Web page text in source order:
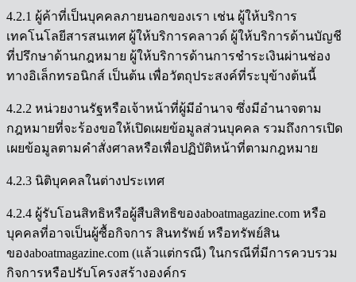
4.2.1 ผู้ค้าที่เป็นบุคคลภายนอกของเรา เช่น ผู้ให้บริการ
เทคโนโลยีสารสนเทศ ผู้ให้บริการคลาวด์ ผู้ให้บริการด้านบัญชี
ที่ปรึกษาด้านกฎหมาย ผู้ให้บริการด้านการชำระเงินผ่านช่อง
ทางอิเล็กทรอนิกส์ เป็นต้น เพื่อวัตถุประสงค์ที่ระบุข้างต้นนี้
4.2.2 หน่วยงานรัฐหรือเจ้าหน้าที่ผู้มีอำนาจ ซึ่งมีอำนาจตาม
กฎหมายที่จะร้องขอให้เปิดเผยข้อมูลส่วนบุคคล รวมถึงการเปิด
เผยข้อมูลตามคำสั่งศาลหรือเพื่อปฏิบัติหน้าที่ตามกฎหมาย
4.2.3 นิติบุคคลในต่างประเทศ
4.2.4 ผู้รับโอนสิทธิหรือผู้สืบสิทธิของaboatmagazine.com หรือ
บุคคลที่อาจเป็นผู้ซื้อกิจการ สินทรัพย์ หรือทรัพย์สิน
ของaboatmagazine.com (แล้วแต่กรณี) ในกรณีที่มีการควบรวม
กิจการหรือปรับโครงสร้างองค์กร